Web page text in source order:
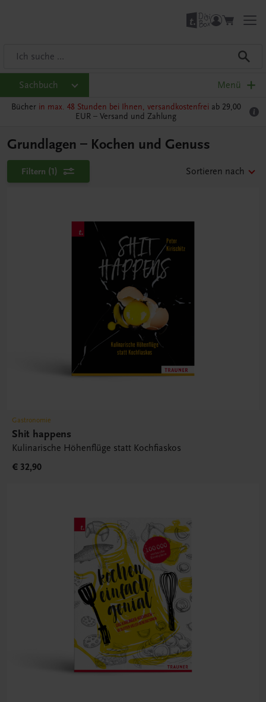
Sachbuch Menü
Bücher in max. 48 Stunden bei Ihnen, versandkostenfrei ab 29,00
EUR – Versand und Zahlung
Grundlagen – Kochen und Genuss
Filtern (1) Sortieren nach
Gastronomie
Shit happens
Kulinarische Höhenflüge statt Kochfiaskos
€ 32,90